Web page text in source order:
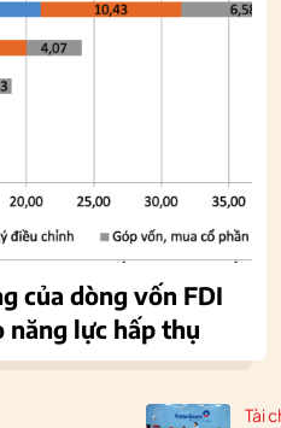
Tài
của dòng vốn FDI
năng lực hấp thụ